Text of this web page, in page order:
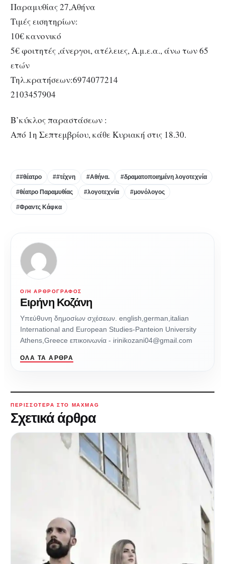
Παραμυθίας 27,Αθήνα
Τιμές εισητηρίων:
10€ κανονικό
5€ φοιτητές ,άνεργοι, ατέλειες, Α.μ.ε.α., άνω των 65
ετών
Τηλ.κρατήσεων:6974077214
2103457904
Β’κύκλος παραστάσεων :
Από 1η Σεπτεμβρίου, κάθε Κυριακή στις 18.30.
##θέατρο ##τέχνη #Αθήνα. #δραματοποιημένη λογοτεχνία
#θέατρο Παραμυθίας #λογοτεχνία #μονόλογος
#Φραντς Κάφκα
Ο/Η ΑΡΘΡΟΓΡΆΦΟΣ
Ειρήνη Κοζάνη
Υπεύθυνη δημοσίων σχέσεων. english,german,italian
International and European Studies-Panteion University
Athens,Greece επικοινωνία - irinikozani04@gmail.com
ΌΛΑ ΤΑ ΆΡΘΡΑ
ΠΕΡΙΣΣΌΤΕΡΑ ΣΤΟ MAXMAG
Σχετικά άρθρα